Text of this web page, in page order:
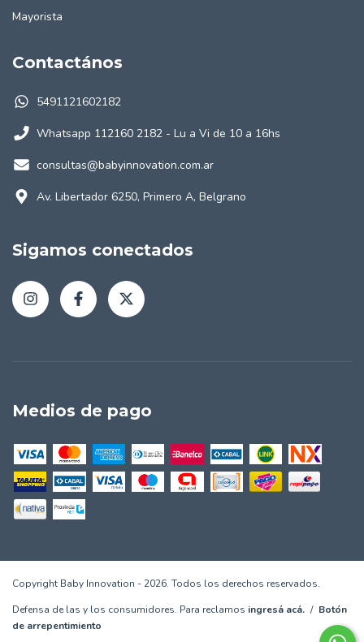
Mayorista
Contactános
5491121602182
Whatsapp 112160 2182 - Lu a Vi de 10 a 16hs
consultas@babyinnovation.com.ar
Av. Libertador 6250, Primero A, Belgrano
Sigamos conectados
Medios de pago
Copyright Baby Innovation - 2026. Todos los derechos reservados.
Defensa de las y los consumidores. Para reclamos ingresá acá. / Botón
de arrepentimiento